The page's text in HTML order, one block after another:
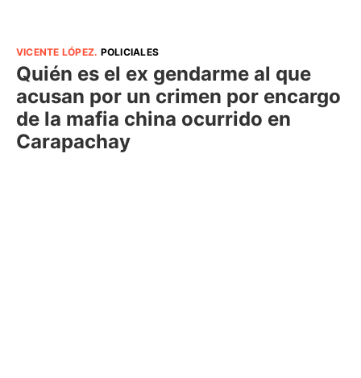
VICENTE LÓPEZ. POLICIALES
Quién es el ex gendarme al que
acusan por un crimen por encargo
de la mafia china ocurrido en
Carapachay